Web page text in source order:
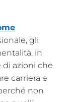
gli
in
di azioni che
carriera e
non